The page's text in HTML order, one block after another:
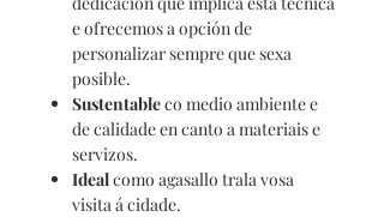
e ofrecemos a opción de
personalizar sempre que sexa
posible.
Sustentableco medio ambiente e
de calidade en canto a materiais e
servizos.
Idealcomo agasallo trala vosa
visita á cidade.